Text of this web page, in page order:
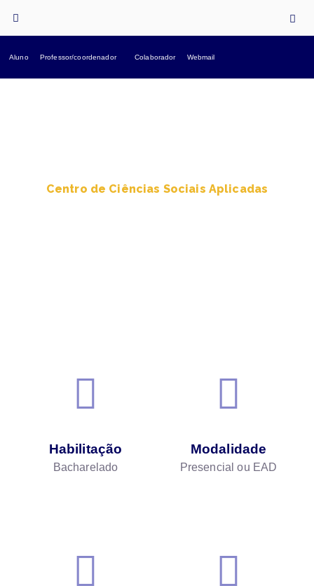
Aluno Professor/coordenador Colaborador Webmail
Centro de Ciências Sociais Aplicadas
Habilitação
Bacharelado
Modalidade
Presencial ou EAD